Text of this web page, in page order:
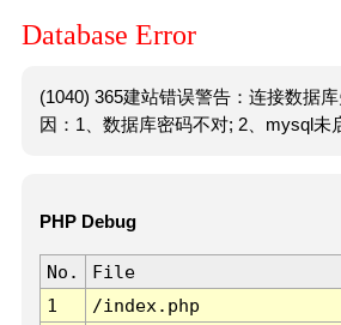
Database Error
(1040) 365建站错误警告：连接数据
因：1、数据库密码不对; 2、mysql未
PHP Debug
No. File
1
/index.php